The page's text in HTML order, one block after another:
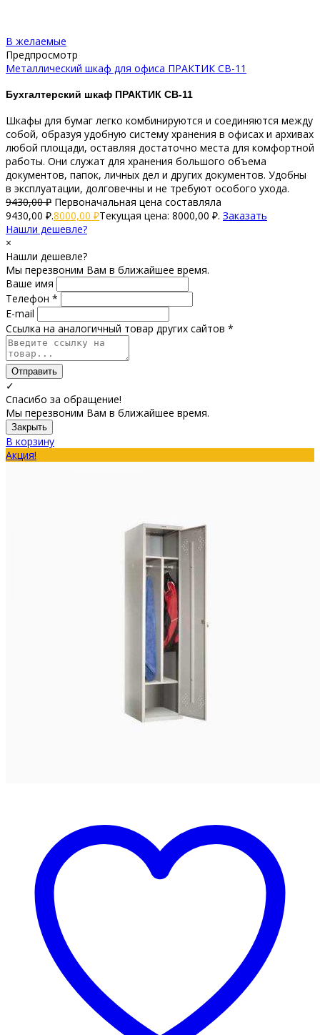
В желаемые
Предпросмотр
Металлический шкаф для офиса ПРАКТИК СВ-11
Бухгалтерский шкаф ПРАКТИК СВ-11
Шкафы для бумаг легко комбинируются и соединяются между
собой, образуя удобную систему хранения в офисах и архивах
любой площади, оставляя достаточно места для комфортной
работы. Они служат для хранения большого объема
документов, папок, личных дел и других документов. Удобны
в эксплуатации, долговечны и не требуют особого ухода.
9430,00₽ Первоначальная цена составляла
9430,00 ₽.8000,00 ₽Текущая цена: 8000,00 ₽. Заказать
Нашли дешевле?
×
Нашли дешевле?
Мы перезвоним Вам в ближайшее время.
Ваше имя
Телефон *
E-mail
Ссылка на аналогичный товар других сайтов *
Отправить
✓
Спасибо за обращение!
Мы перезвоним Вам в ближайшее время.
Закрыть
В корзину
Акция!